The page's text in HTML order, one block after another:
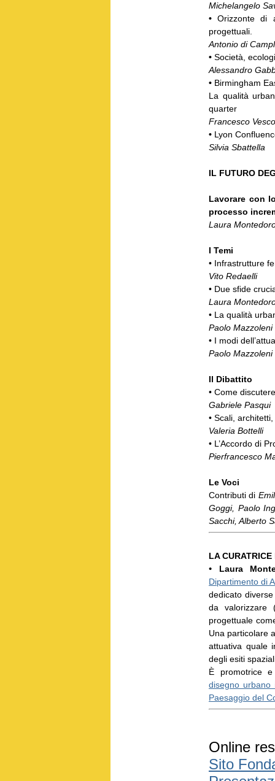
Michelangelo
•Orizzonte di
progettuali.
Antonio di
• Società,
Alessandro
• Birmingham
La qualità
quarter
Francesco
• Lyon
Silvia Sbattella
IL FUTURO
Lavorare con
processo
Laura
I Temi
• Infrastrutture
Vito Redaelli
• Due sfide
Laura
• La qualità
Paolo Mazzoleni
• I modi
Paolo
Il Dibattito
• Come
Gabriele Pasqui
• Scali,
Valeria Bottelli
• L’Accordo di
Pierfrancesco
Le Voci
Contributi di
Goggi, Paolo
Sacchi, Alberto
LA
• Laura
Dipartimento di
dedicato
da valorizzare
progettuale
Una particolare
attuativa quale
degli esiti
È promotrice
disegno urbano
Paesaggio del
Online
Sito